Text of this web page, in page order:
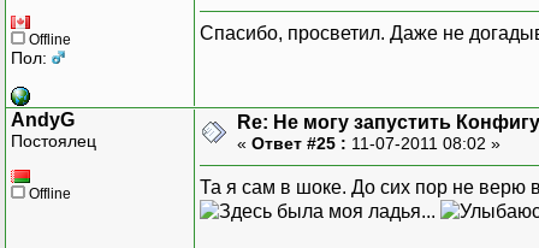
Offline
Пол:
Спасибо, просветил. Даже не
AndyG
Постоялец
Offline
Re: Не могу запустить
« Ответ #25 : 11-07-2011 08:02 »
Та я сам в шоке. До сих пор не верю